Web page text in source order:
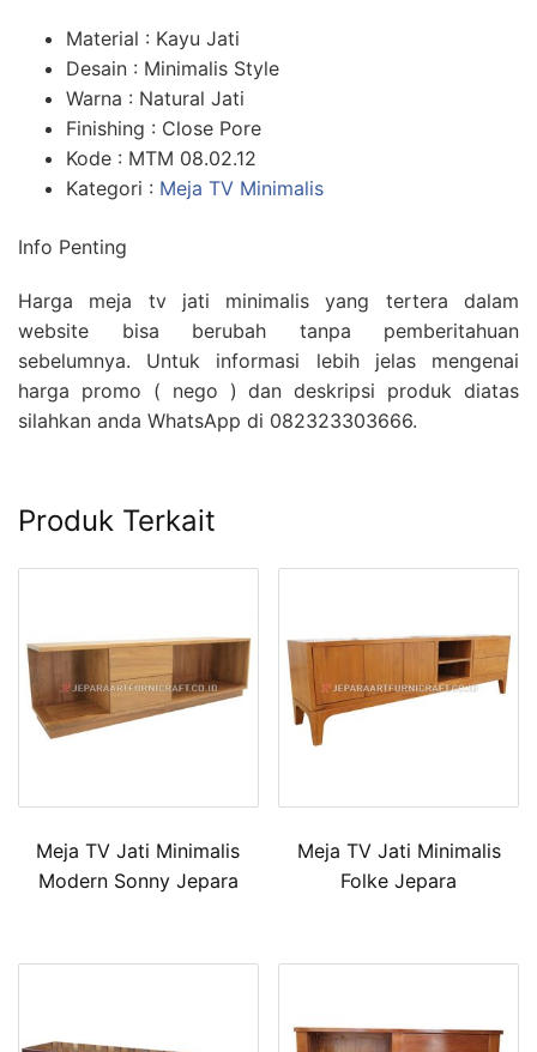
Material : Kayu Jati
Desain : Minimalis Style
Warna : Natural Jati
Finishing : Close Pore
Kode : MTM 08.02.12
Kategori : Meja TV Minimalis
Info Penting
Harga meja tv jati minimalis yang tertera dalam
website bisa berubah tanpa pemberitahuan
sebelumnya. Untuk informasi lebih jelas mengenai
harga promo ( nego ) dan deskripsi produk diatas
silahkan anda WhatsApp di 082323303666.
Produk Terkait
Meja TV Jati Minimalis
Modern Sonny Jepara
Meja TV Jati Minimalis
Folke Jepara